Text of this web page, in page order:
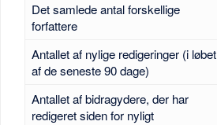
Det samlede antal forskellige
forfattere
Antallet af nylige redigeringer (i løbet
af de seneste 90 dage)
Antallet af bidragydere, der har
redigeret siden for nyligt